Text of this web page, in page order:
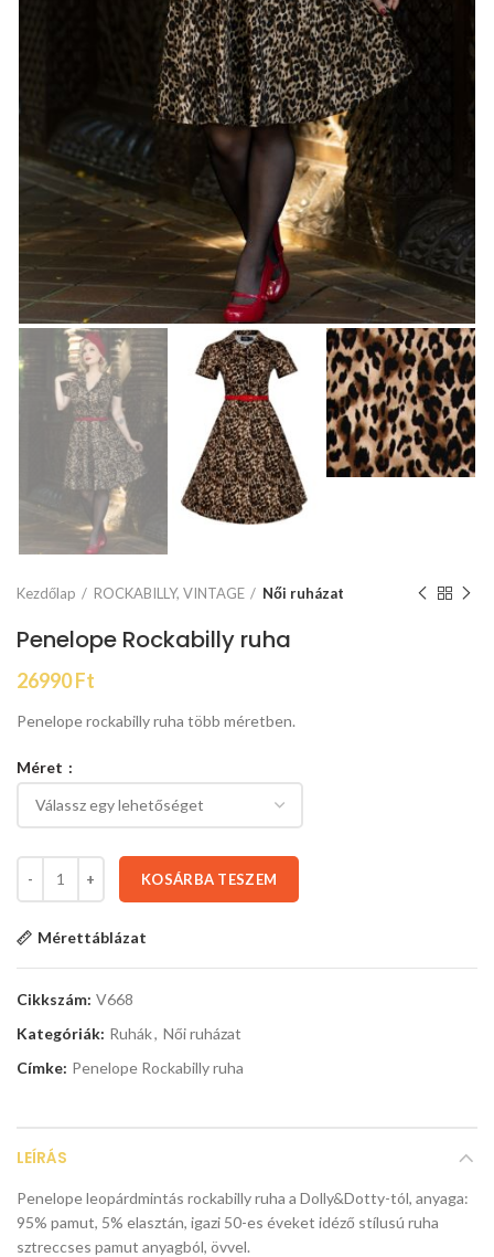
Kezdőlap ROCKABILLY, VINTAGE Női ruházat
Penelope Rockabilly ruha
26990Ft
Penelope rockabilly ruha több méretben.
Méret
KOSÁRBA TESZEM
Mérettáblázat
Cikkszám: V668
Kategóriák: Ruhák, Női ruházat
Címke: Penelope Rockabilly ruha
LEÍRÁS
Penelope leopárdmintás rockabilly ruha a Dolly&Dotty-tól, anyaga:
95% pamut, 5% elasztán, igazi 50-es éveket idéző stílusú ruha
sztreccses pamut anyagból, övvel.